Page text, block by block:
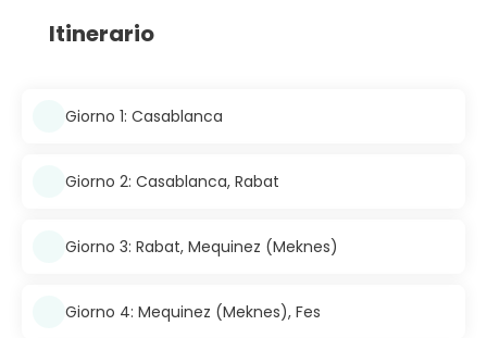
Itinerario
Giorno 1: Casablanca
Giorno 2: Casablanca, Rabat
Giorno 3: Rabat, Mequinez (Meknes)
Giorno 4: Mequinez (Meknes), Fes